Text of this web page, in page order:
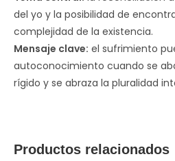
del yo y la posibilidad de
complejidad de la existencia.
Mensaje clave: el sufrimiento
autoconocimiento cuando se
rígido y se abraza la pluralidad
Productos relacionados